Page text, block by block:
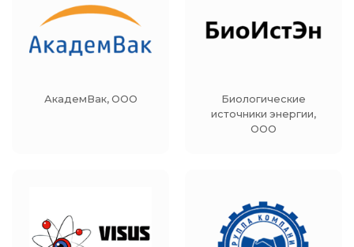
АкадемВак, ООО
Биологические
источники энергии,
ООО